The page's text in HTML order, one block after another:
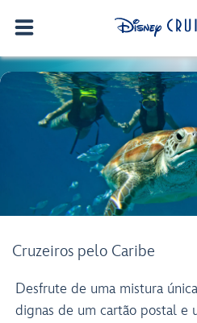
Cruzeiros pelo Caribe
Desfrute de uma mistura
dignas de um cartão postal e